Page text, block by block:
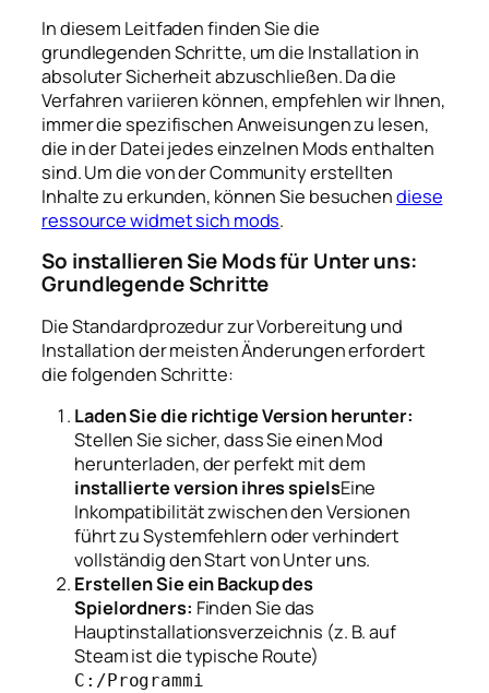
In diesem Leitfaden finden Sie die
grundlegenden Schritte, um die Installation in
absoluter Sicherheit abzuschließen. Da die
Verfahren variieren können, empfehlen wir Ihnen,
immer die spezifischen Anweisungen zu lesen,
die in der Datei jedes einzelnen Mods enthalten
sind. Um die von der Community erstellten
Inhalte zu erkunden, können Sie besuchendiese
ressource widmet sich mods.
So installieren Sie Mods für Unter uns:
Grundlegende Schritte
Die Standardprozedur zur Vorbereitung und
Installation der meisten Änderungen erfordert
die folgenden Schritte:
Laden Sie die richtige Version herunter:
Stellen Sie sicher, dass Sie einen Mod
herunterladen, der perfekt mit dem
installierte version ihres spielsEine
Inkompatibilität zwischen den Versionen
führt zu Systemfehlern oder verhindert
vollständig den Start von Unter uns.
Erstellen Sie ein Backup des
Spielordners: Finden Sie das
Hauptinstallationsverzeichnis (z. B. auf
Steam ist die typische Route)
C:/Programmi